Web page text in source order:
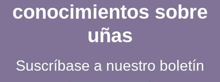
conocimientos sobre
uñas
Suscríbase a nuestro boletín